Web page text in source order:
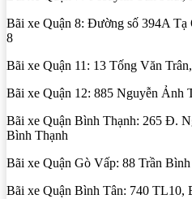
Bãi xe Quận 8: Đường số 394A
8
Bãi xe Quận 11: 13 Tống Văn
Bãi xe Quận 12: 885 Nguyễn Ảnh
Bãi xe Quận Bình Thạnh: 265 Đ.
Bình Thạnh
Bãi xe Quận Gò Vấp: 88 Trần
Bãi xe Quận Bình Tân: 740